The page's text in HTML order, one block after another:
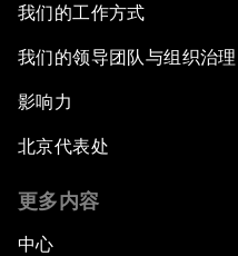
我们的工作方式
我们的领导团队与组织治理
影响力
北京代表处
更多内容
中心